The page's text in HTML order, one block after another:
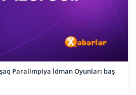
Paralimpiya İdman Oyunları baş